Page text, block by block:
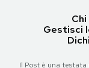
Gestisci
Il Post è una